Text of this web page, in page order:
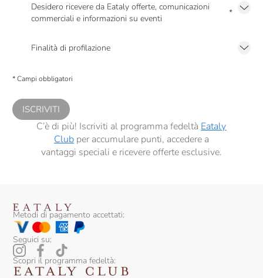
Desidero ricevere da Eataly offerte, comunicazioni
commerciali e informazioni su eventi
*
Finalità di profilazione
comunicazioni commerciali personalizzate, in caso di consenso prestato ai
* Campi obbligatori
ISCRIVITI
C’è di più! Iscriviti al programma fedeltà Eataly
Clubper accumulare punti, accedere a
vantaggi speciali e ricevere offerte esclusive.
Metodi di pagamento accettati:
Seguici su:
Scopri il programma fedeltà: